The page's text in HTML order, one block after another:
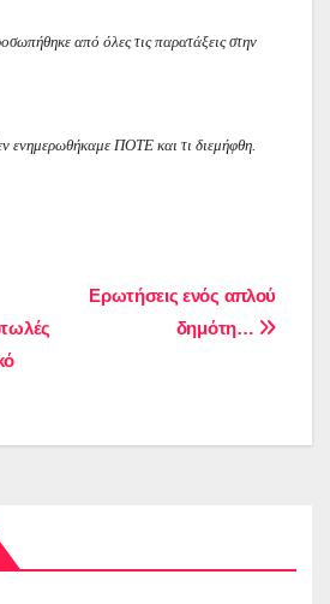
από όλες τις παρατάξεις στην
ενημερωθήκαμε ΠΟΤΕ και τι διεμήφθη.
Ερωτήσεις ενός απλού
δημότη…